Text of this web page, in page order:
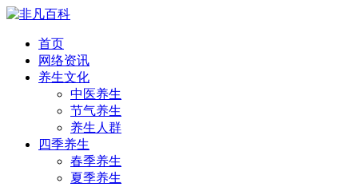
首页
网络资讯
养生文化
中医养生
节气养生
养生人群
四季养生
春季养生
夏季养生